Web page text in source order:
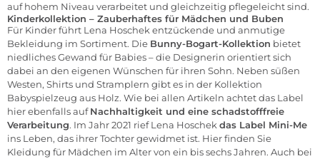
auf hohem Niveau verarbeitet und gleichzeitig pflegeleicht sind.
Kinderkollektion – Zauberhaftes für Mädchen und Buben
Für Kinder führt Lena Hoschek entzückende und anmutige
Bekleidung im Sortiment. Die Bunny-Bogart-Kollektion bietet
niedliches Gewand für Babies – die Designerin orientiert sich
dabei an den eigenen Wünschen für ihren Sohn. Neben süßen
Westen, Shirts und Stramplern gibt es in der Kollektion
Babyspielzeug aus Holz. Wie bei allen Artikeln achtet das Label
hier ebenfalls aufNachhaltigkeit und eine schadstofffreie
Verarbeitung. Im Jahr 2021 rief Lena Hoschek das Label Mini-Me
ins Leben, das ihrer Tochter gewidmet ist. Hier finden Sie
Kleidung für Mädchen im Alter von ein bis sechs Jahren. Auch bei